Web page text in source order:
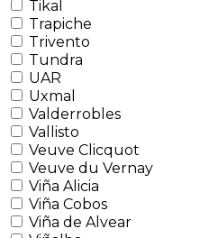
Tikal
Trapiche
Trivento
Tundra
UAR
Uxmal
Valderrobles
Vallisto
Veuve Clicquot
Veuve du Vernay
Viña Alicia
Viña Cobos
Viña de Alvear